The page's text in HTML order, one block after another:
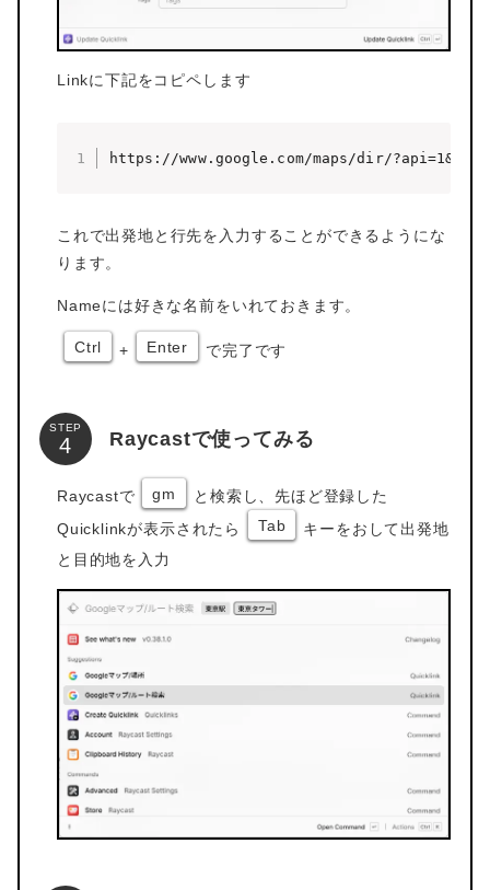
Linkに下記をコピペします
https://www.google.com/maps/dir/
これで出発地と行先を入力することができるようにな
ります。
Nameには好きな名前をいれておきます。
Ctrl + Enter で完了です
STEP
Raycastで使ってみる
Raycastで gm
と検索し、先ほど登録した
Quicklinkが表示されたら
Tab
キーをおして出発地
と目的地を入力